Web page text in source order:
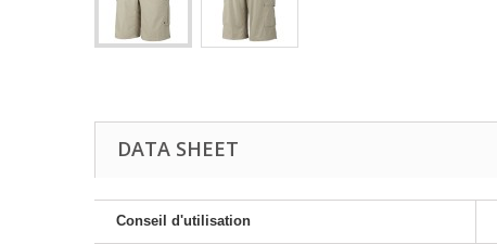
DATA SHEET
Conseil d'utilisation